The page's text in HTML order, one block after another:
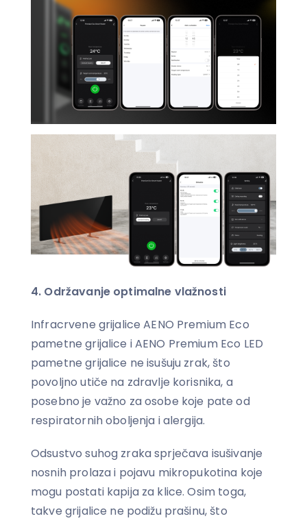
4. Održavanje optimalne vlažnosti
Infracrvene grijalice AENO Premium Eco
pametne grijalice i AENO Premium Eco LED
pametne grijalice ne isušuju zrak, što
povoljno utiče na zdravlje korisnika, a
posebno je važno za osobe koje pate od
respiratornih oboljenja i alergija.
Odsustvo suhog zraka sprječava isušivanje
nosnih prolaza i pojavu mikropukotina koje
mogu postati kapija za klice. Osim toga,
takve grijalice ne podižu prašinu, što